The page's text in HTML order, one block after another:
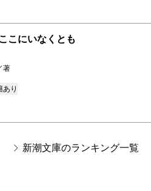
こにいなくとも
著
あり
新潮文庫のランキング一覧